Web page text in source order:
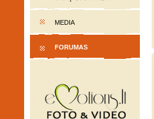
MEDIA
FORUMAS